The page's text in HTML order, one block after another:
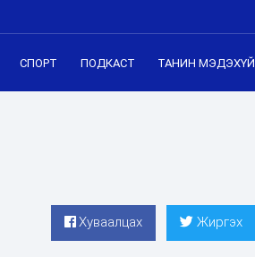
СПОРТ ПОДКАСТ ТАНИН МЭДЭХҮЙ
Хуваалцах Жиргэх